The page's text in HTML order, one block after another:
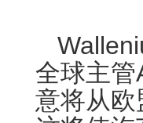
全球主
意将从